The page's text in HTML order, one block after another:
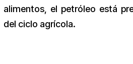
alimentos, el petróleo está
del ciclo agrícola.